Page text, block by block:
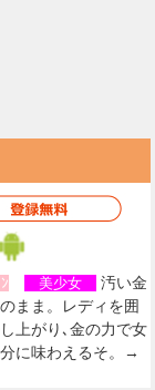
美少女
汚い金
まま。レディを囲
上がり､金の力で女
に味わえるそ。→